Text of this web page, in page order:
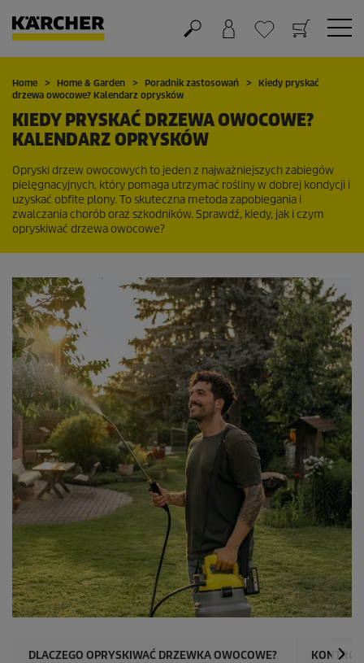
Koszyk
Lista życzeń
Home Home & Garden Poradnik zastosowań
Kiedy pryskać
drzewa owocowe? Kalendarz oprysków
KIEDY PRYSKAĆ DRZEWA OWOCOWE?
KALENDARZ OPRYSKÓW
Opryski drzew owocowych to jeden z najważniejszych zabiegów
pielęgnacyjnych, który pomaga utrzymać rośliny w dobrej kondycji i
uzyskać obfite plony. To skuteczna metoda zapobiegania i
zwalczania chorób oraz szkodników. Sprawdź, kiedy, jak i czym
opryskiwać drzewa owocowe?
DLACZEGO OPRYSKIWAĆ DRZEWKA OWOCOWE?